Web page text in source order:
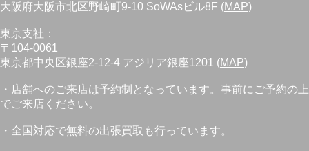
大阪府大阪市北区野崎町9-10 SoWAsビル8F (MAP)
東京支社：
〒104-0061
東京都中央区銀座2-12-4 アジリア銀座1201 (MAP)
・店舗へのご来店は予約制となっています。事前にご予約の上
でご来店ください。
・全国対応で無料の出張買取も行っています。